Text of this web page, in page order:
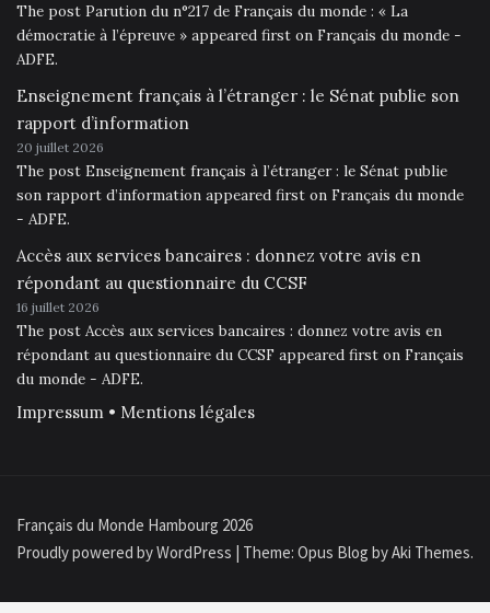
The post Parution du n°217 de Français du monde : « La
démocratie à l’épreuve » appeared first on Français du monde -
ADFE.
Enseignement français à l’étranger : le Sénat publie son
rapport d’information
20 juillet 2026
The post Enseignement français à l’étranger : le Sénat publie
son rapport d’information appeared first on Français du monde
- ADFE.
Accès aux services bancaires : donnez votre avis en
répondant au questionnaire du CCSF
16 juillet 2026
The post Accès aux services bancaires : donnez votre avis en
répondant au questionnaire du CCSF appeared first on Français
du monde - ADFE.
Impressum • Mentions légales
Français du Monde Hambourg 2026
Proudly powered by WordPress
Theme: Opus Blog byAki Themes.